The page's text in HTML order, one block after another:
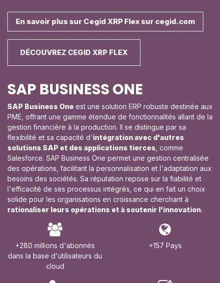
En savoir plus sur Cegid XRP Flex sur cegid.com
DÉCOUVREZ CEGID XRP FLEX
SAP BUSINESS ONE
SAP Business One est une solution ERP robuste destinée aux
PME, offrant une gamme étendue de fonctionnalités allant de la
gestion financière à la production. Il se distingue par sa
flexibilité et sa capacité d'intégration avec d'autres
solutions SAP et des applications tierces , comme
Salesforce. SAP Business One permet une gestion centralisée
des opérations, facilitant la personnalisation et l'adaptation aux
besoins des sociétés. Sa réputation repose sur la fiabilité et
l'efficacité de ses processus intégrés, ce qui en fait un choix
solide pour les organisations en croissance cherchant à
rationaliser leurs opérations et à soutenir l'innovation.
+280 millions d'abonnés
dans la base d'utilisateurs du
cloud
+157 Pays